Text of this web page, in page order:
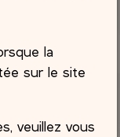
la
sur le site
veuillez vous